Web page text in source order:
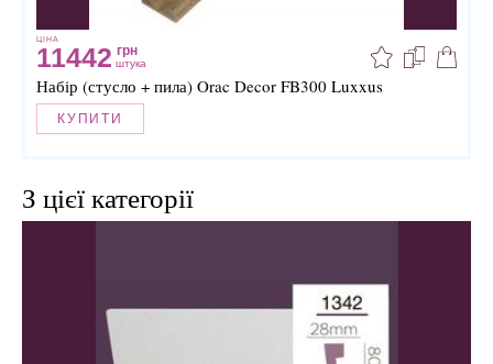
ЦІНА
11442 грн
штука
Набір (стусло + пила) Orac Decor FB300 Luxxus
КУПИТИ
З цієї категорії